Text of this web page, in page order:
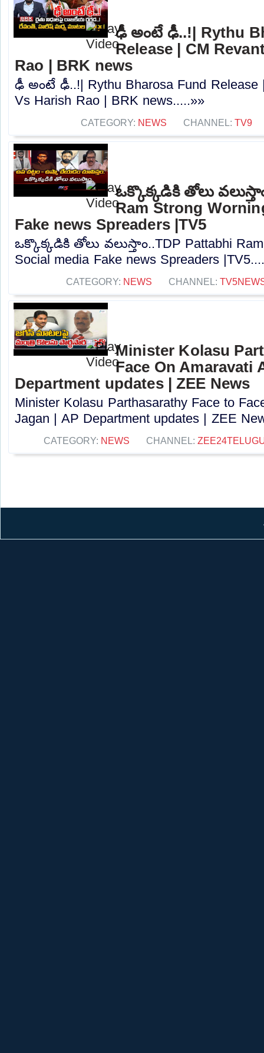
ఢీ అంటే ఢీ..!| Rythu
Release | CM
Rao | BRK news
ఢీ అంటే ఢీ..!| Rythu Bharosa Fund Release
Vs Harish Rao | BRK news.....»»
CATEGORY: NEWS CHANNEL: TV9
ఒక్కొక్కడికి తోలు
Ram Strong
Fake news Spreaders |TV5
ఒక్కొక్కడికి తోలు వలుస్తాం..TDP Pattabhi
Social media Fake news Spreaders
CATEGORY: NEWS CHANNEL:
Minister Kolasu
Face On Amaravati
Department updates | ZEE News
Minister Kolasu Parthasarathy Face to
Jagan | AP Department updates | ZEE
CATEGORY: NEWS CHANNEL: